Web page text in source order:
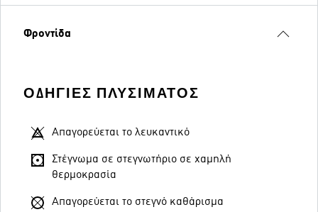
Φροντίδα
ΟΔΗΓΊΕΣ ΠΛΥΣΊΜΑΤΟΣ
Απαγορεύεται το λευκαντικό
Στέγνωμα σε στεγνωτήριο σε χαμηλή
θερμοκρασία
Απαγορεύεται το στεγνό καθάρισμα